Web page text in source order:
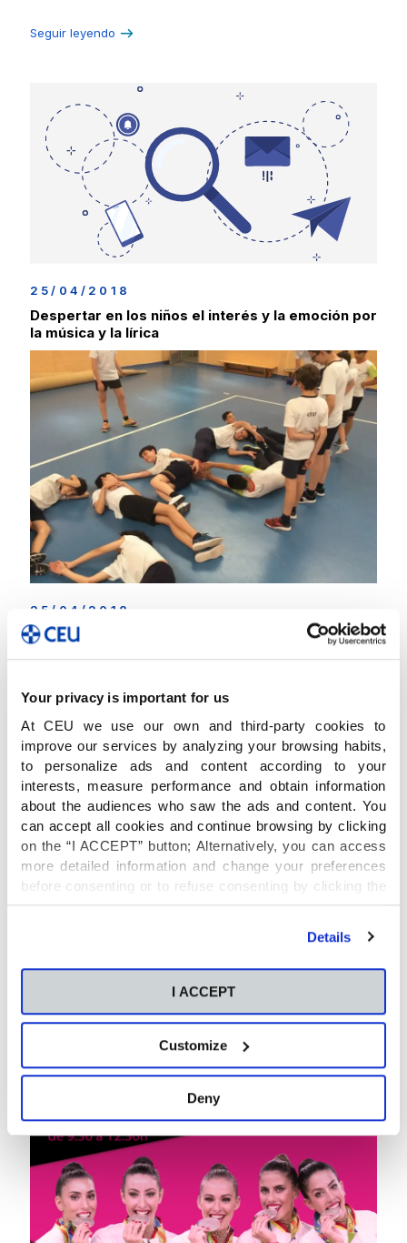
Your privacy is important for us
At CEU we use our own and third-party cookies to
improve our services by analyzing your browsing habits,
to personalize ads and content according to your
interests, measure performance and obtain information
about the audiences who saw the ads and content. You
can accept all cookies and continue browsing by clicking
on the “I ACCEPT” button; Alternatively, you can access
more detailed information and change your preferences
before consenting or to refuse consenting by clicking the
"Personalize" button. For more information you can visit
Details
I ACCEPT
Customize
Deny
Seguir leyendo
25/04/2018
Despertar en los niños el interés y la emoción por
la música y la lírica
En la década de los 90 varias investigaciones y libros de
divulgación señalaban los beneficios que puede provocar
en las personas escuchar, ya desde el útero materno, las
melodías de Mozart. Lo que se empezó a conocer como
el Efecto Mozart se[…]
Seguir leyendo
25/04/2018
Los alumnos son los protagonistas en Physical
(Body Language) en la asignatura de Physical Education, los
alumnos de 2º de ESO están inmersos en la preparación de
las coreografías de Acrosport. Con ellas se desarrollan
aspectos tales como coordinación,[…]
Seguir leyendo
25/04/2018